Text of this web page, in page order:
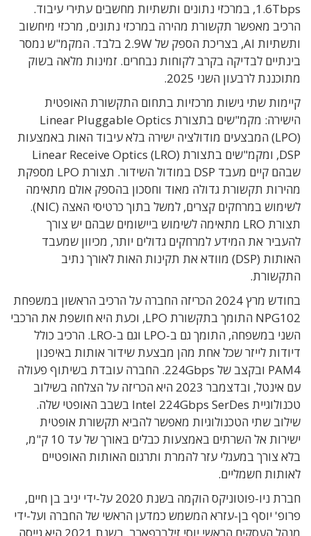
1.6Tbps, במרכזי נתונים ותשתיות מחשבים עתירי עיבוד.
הרכיב מאפשר תקשורת מהירה במרכזי נתונים, מרכזי מיחשוב
ותשתיות AI, בצריכת הספק של 2.9W בלבד. המקמ"ש נמסר
בינתיים לבדיקה בקרב לקוחות נבחרים. זמינות מלאה בשוק
מתוכננת לרבעון השני 2025.
קיימות שתי גישות מרכזיות בתחום התקשורת האופטית
הישירה: מקמ"שים בתצורת Linear Pluggable Optics
(LPO) המבצעים מודולציה ישירה בלא עיבוד האות באמצעות
DSP, ומקמ"שים בתצורת Linear Receive Optics (LRO)
שבהם קיים מעבד DSP במודול השידור. תצורת LPO מספקת
מהירות תקשורת גדולה מאוד וחסכון בהספק אולם מתאימה
לשימוש במרחקים קצרים, למשל בתוך כרטיסי האצה (NIC).
תצורת LRO מתאימה לשימוש ביישומים שבהם יש צורך
להעביר את המידע למרחקים גדולים יותר, מכיוון שמעבד
האותות (DSP) מוודא את תקינות האות לאורך נתיב
התקשורת.
בחודש מרץ 2024 הכריזה החברה על הרכיב הראשון במשפחת
NPG102 התומך בתקשורת LPO, וכעת היא חושפת את הרכבי
השני במשפחה, התומך גם ב-LPO וגם ב-LRO. הרכיב כולל
דיודות לייזר שכל אחת מהן מבצעת שידור אותות באיפנון
PAM4 ובקצב של 224Gbps. החברה עובדת בשיתוף פעולה
עם אינטל, ובדצמבר 2023 היא הכריזה על הצלחה בשילוב
טכנולוגיית Intel 224Gbps SerDes בשבב האופטי שלה.
שילוב שתי הטכנולוגיות מאפשר להביא תקשורת אופטית
ישירות אל השרתים באמצעות כבלים באורך של עד 10 ק"מ,
בלא צורך במעגלי עזר להמרת ותרגום האותות האופטיים
לאותות חשמליים.
חברת ניו-פוטוניקס הוקמה בשנת 2020 על-ידי יניב בן חיים,
פרופ' יוסף בן-עזרא המשמש כמדען הראשי של החברה ועל-ידי